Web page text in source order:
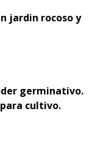
jardin rocoso y
germinativo.
cultivo.